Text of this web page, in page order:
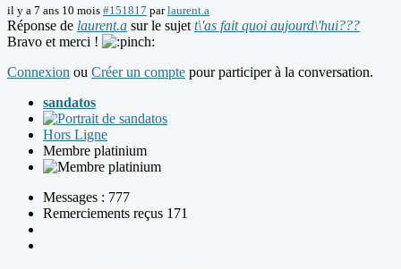
il y a 7 ans 10 mois #151817 parlaurent.a
Réponse de laurent.a sur le sujet t\'as fait quoi aujourd\'hui???
Bravo et merci !
Connexion ou Créer un compte pour participer à la conversation.
sandatos
Hors Ligne
Membre platinium
Messages : 777
Remerciements reçus 171